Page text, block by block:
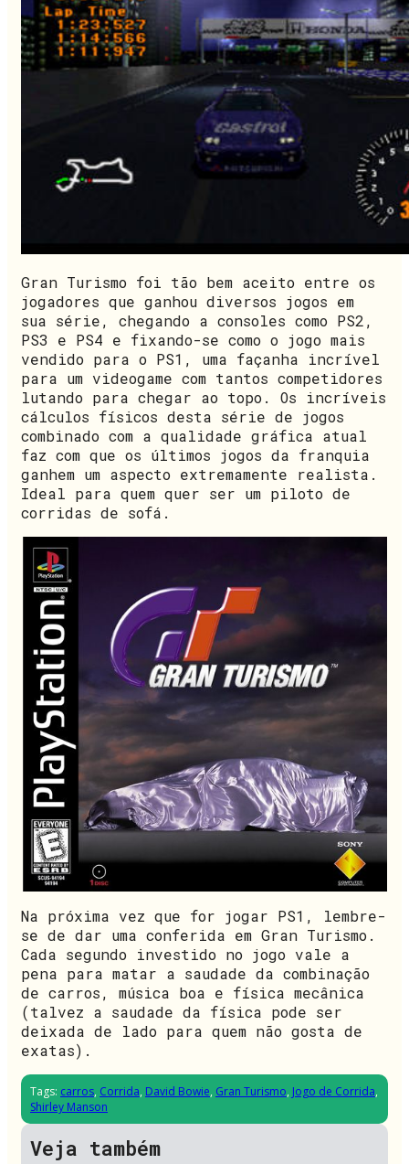
Gran Turismo foi tão bem aceito entre os
jogadores que ganhou diversos jogos em
sua série, chegando a consoles como PS2,
PS3 e PS4 e fixando-se como o jogo mais
vendido para o PS1, uma façanha incrível
para um videogame com tantos competidores
lutando para chegar ao topo. Os incríveis
cálculos físicos desta série de jogos
combinado com a qualidade gráfica atual
faz com que os últimos jogos da franquia
ganhem um aspecto extremamente realista.
Ideal para quem quer ser um piloto de
corridas de sofá.
Na próxima vez que for jogar PS1, lembre-
se de dar uma conferida em Gran Turismo.
Cada segundo investido no jogo vale a
pena para matar a saudade da combinação
de carros, música boa e física mecânica
(talvez a saudade da física pode ser
deixada de lado para quem não gosta de
exatas).
Tags: carros, Corrida, David Bowie, Gran Turismo, Jogo de Corrida,
Shirley Manson
Veja também